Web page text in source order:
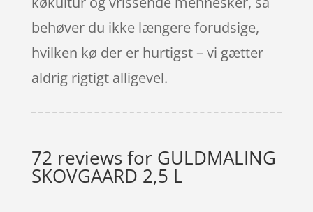
behøver du ikke længere forudsige,
hvilken kø der er hurtigst – vi gætter
aldrig rigtigt alligevel.
72 reviews for GULDMALING
SKOVGAARD 2,5 L